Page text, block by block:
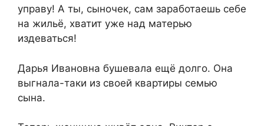
управу! А ты, сыночек, сам заработаешь себе
на жильё, хватит уже над матерью
издеваться!
Дарья Ивановна бушевала ещё долго. Она
выгнала-таки из своей квартиры семью
сына.